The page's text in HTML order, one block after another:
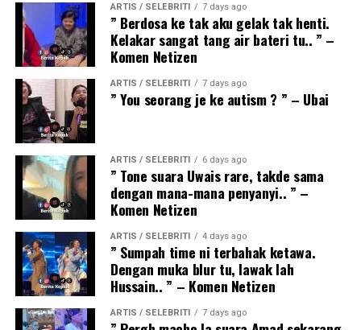
ARTIS / SELEBRITI 7 days ago
” Berdosa ke tak aku gelak tak henti.
Kelakar sangat tang air bateri tu.. ” –
Komen Netizen
ARTIS / SELEBRITI 7 days ago
” You seorang je ke autism ? ” – Ubai
ARTIS / SELEBRITI 6 days ago
” Tone suara Uwais rare, takde sama
dengan mana-mana penyanyi.. ” –
Komen Netizen
ARTIS / SELEBRITI 4 days ago
” Sumpah time ni terbahak ketawa.
Dengan muka blur tu, lawak lah
Hussain.. ” – Komen Netizen
ARTIS / SELEBRITI 7 days ago